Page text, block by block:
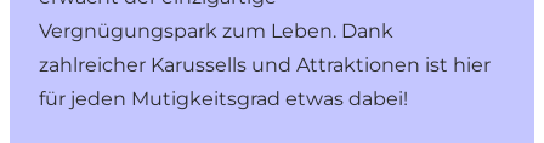
Vergnügungspark zum Leben. Dank
zahlreicher Karussells und Attraktionen ist hier
für jeden Mutigkeitsgrad etwas dabei!